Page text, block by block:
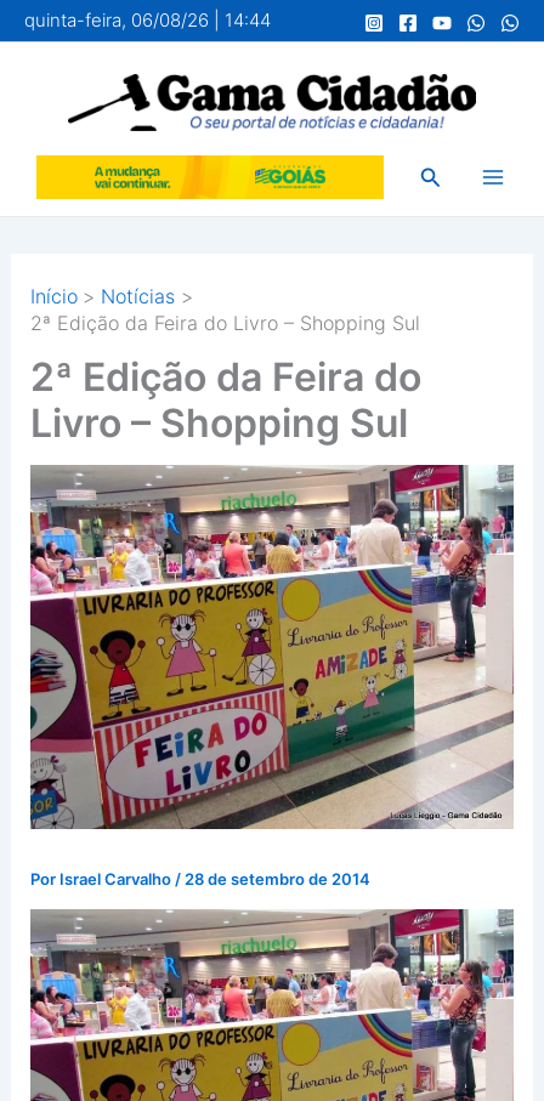
para
conteúdo
quinta-feira, 06/08/26 | 14:44
Pesquisar
Início
Notícias
2ª Edição da Feira do Livro – Shopping Sul
2ª Edição da Feira do
Livro – Shopping Sul
Por Israel Carvalho / 28 de setembro de 2014